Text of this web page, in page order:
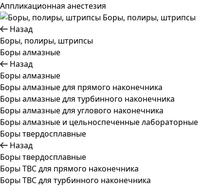
Аппликационная анестезия
Боры, полиры, штрипсы
Назад
Боры, полиры, штрипсы
Боры алмазные
Назад
Боры алмазные
Боры алмазные для прямого наконечника
Боры алмазные для турбинного наконечника
Боры алмазные для углового наконечника
Боры алмазные и цельноспеченные лабораторные
Боры твердосплавные
Назад
Боры твердосплавные
Боры ТВС для прямого наконечника
Боры ТВС для турбинного наконечника